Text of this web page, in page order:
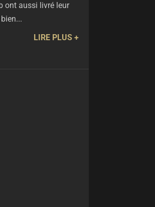
ont aussi livré leur
LIRE PLUS